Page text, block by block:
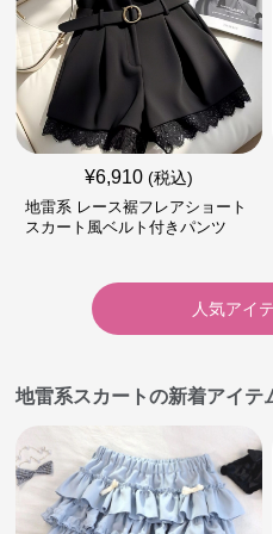
¥6,910 (税込)
地雷系 レース裾フレアショート
スカート風ベルト付きパンツ
人気アイ
地雷系スカートの新着アイテ